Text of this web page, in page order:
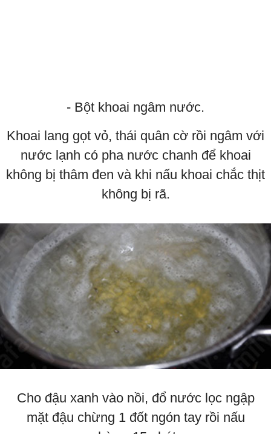
- Bột khoai ngâm nước.
Khoai lang gọt vỏ, thái quân cờ rồi ngâm với
nước lạnh có pha nước chanh để khoai
không bị thâm đen và khi nấu khoai chắc thịt
không bị rã.
Cho đậu xanh vào nồi, đổ nước lọc ngập
mặt đậu chừng 1 đốt ngón tay rồi nấu